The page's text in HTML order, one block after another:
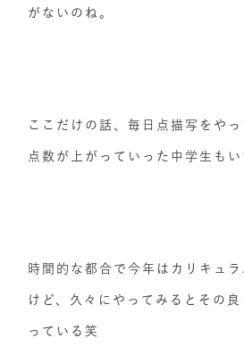
がないのね。
ここだけの話、毎日点描写をや
点数が上がっていった中学生もい
時間的な都合で今年はカリキュ
けど、久々にやってみるとその良
っている笑